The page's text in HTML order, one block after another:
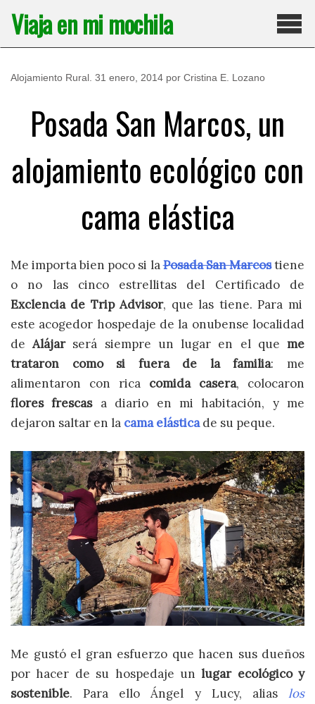
contenido
Viaja en mi mochila
Alojamiento Rural 31 enero, 2014 por Cristina E. Lozano
Posada San Marcos, un
alojamiento ecológico con
cama elástica
Me importa bien poco si laPosada San Marcostiene
o no las cinco estrellitas del Certificado de
Exclencia de Trip Advisor, que las tiene. Para mi
este acogedor hospedaje de la onubense localidad
deAlájarserá siempre un lugar en el que me
trataron como si fuera de la familia: me
alimentaron con rica comida casera, colocaron
flores frescasa diario en mi habitación, y me
dejaron saltar en la cama elásticade su peque.
Me gustó el gran esfuerzo que hacen sus dueños
por hacer de su hospedaje unlugar ecológico y
sostenible. Para ello Ángel y Lucy, alias los